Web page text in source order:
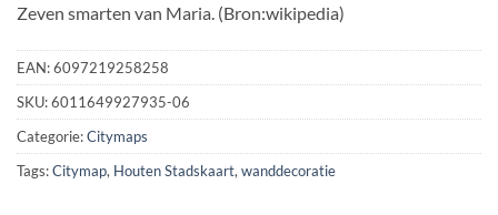
Zeven smarten van Maria. (Bron:wikipedia)
EAN:6097219258258
SKU:6011649927935-06
Categorie:Citymaps
Tags:Citymap, Houten Stadskaart, wanddecoratie